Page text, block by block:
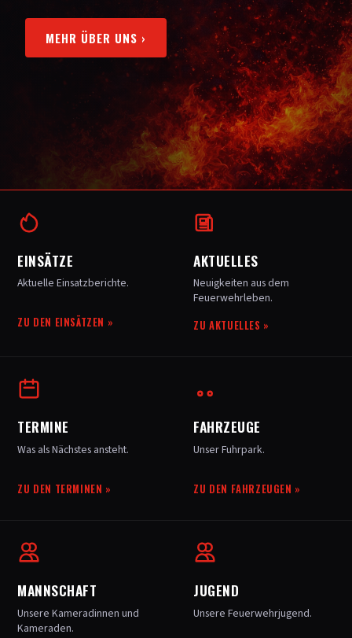
MEHR ÜBER UNS ›
EINSÄTZE
Aktuelle Einsatzberichte.
ZU DEN EINSÄTZEN »
AKTUELLES
Neuigkeiten aus dem
Feuerwehrleben.
ZU AKTUELLES »
TERMINE
Was als Nächstes ansteht.
ZU DEN TERMINEN »
FAHRZEUGE
Unser Fuhrpark.
ZU DEN FAHRZEUGEN »
MANNSCHAFT
Unsere Kameradinnen und
Kameraden.
JUGEND
Unsere Feuerwehrjugend.